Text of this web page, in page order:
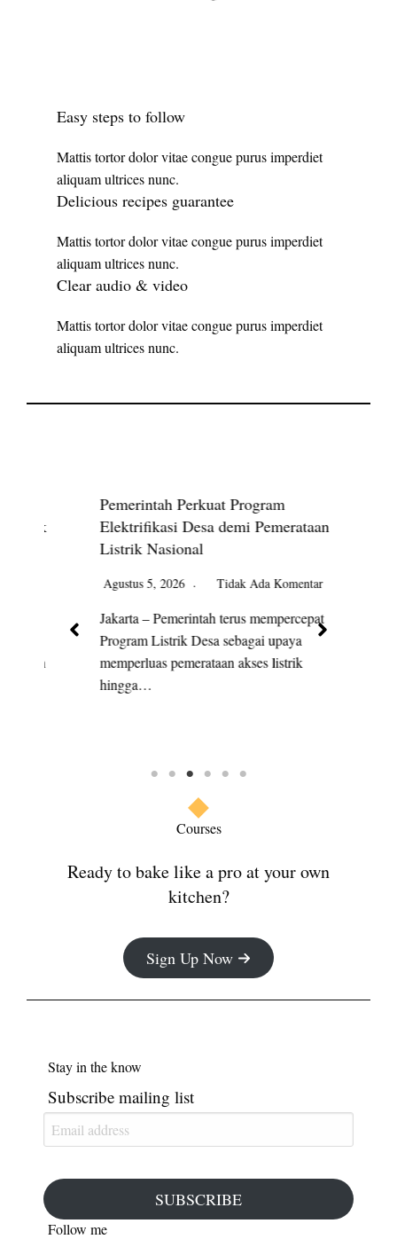
Easy steps to follow​
Mattis tortor dolor vitae congue purus imperdiet
aliquam ultrices nunc.
Delicious recipes guarantee​
Mattis tortor dolor vitae congue purus imperdiet
aliquam ultrices nunc.
Clear audio & video​
Mattis tortor dolor vitae congue purus imperdiet
aliquam ultrices nunc.
Pemerintah Perkuat Program
Elektrifikasi Desa demi Pemerataan
Listrik Nasional
Agustus 5, 2026 Tidak Ada Komentar
Jakarta – Pemerintah terus mempercepat
Program Listrik Desa sebagai upaya
memperluas pemerataan akses listrik
hingga…
Courses​
Ready to bake like a pro at your own
kitchen?​
Sign Up Now
Stay in the know
Subscribe mailing list
SUBSCRIBE
Follow me​